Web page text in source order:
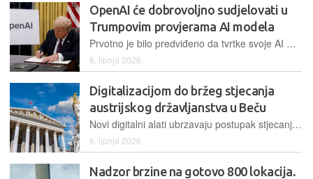
OpenAI će dobrovoljno sudjelovati u
Trumpovim provjerama AI modela
Prvotno je bilo predviđeno da tvrtke svoje AI modele dostavljaju 90 dana prije lansiranja na tržište, no nakon kritika rok je skraćen na 30 dana
6. lipnja 2026.
Digitalizacijom do bržeg stjecanja
austrijskog državljanstva u Beču
Novi digitalni alati ubrzavaju postupak stjecanja austrijskog državljanstva, štede vrijeme zaposlenicima i omogućuju veću učinkovitost
6. lipnja 2026.
Nadzor brzine na gotovo 800 lokacija.